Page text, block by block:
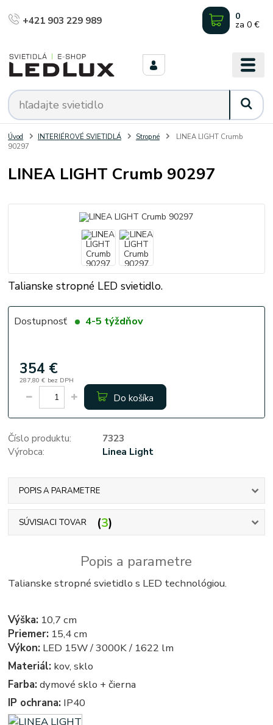
+421 903 229 989 0
za 0 €
Úvod INTERIÉROVÉ SVIETIDLÁ Stropné
LINEA LIGHT Crumb
90297
LINEA LIGHT Crumb 90297
Talianske stropné LED svietidlo.
Dostupnosť 4-5 týždňov
354 €
287,80 € bez DPH
Do košíka
Číslo produktu:
7323
Výrobca:
Linea Light
POPIS A PARAMETRE
SÚVISIACI TOVAR 3
Popis a parametre
Talianske stropné svietidlo s LED technológiou.
Výška: 10,7 cm
Priemer: 15,4 cm
Výkon: LED 15W / 3000K / 1622 lm
Materiál: kov, sklo
Farba: dymové sklo + čierna
IP ochrana: IP40